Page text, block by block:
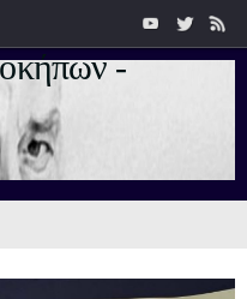
-